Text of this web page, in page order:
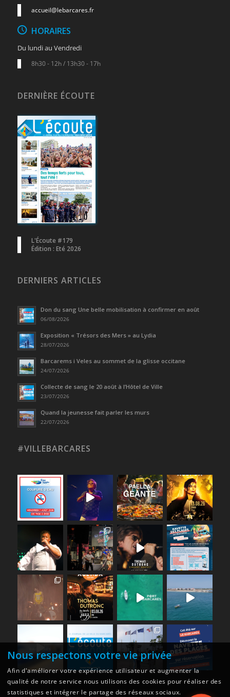
accueil@lebarcares.fr
HORAIRES
Du lundi au Vendredi
8h30 - 12h / 13h30 - 17h
DERNIÈRE ÉCOUTE
L'Écoute #179
Édition : Eté 2026
DERNIERS ARTICLES
Don du sang Une belle mobilisation à confirmer en août
06/08/2026
Exposition « Trésors des Mers » au Lydia
28/07/2026
Barcarems i Veles au sommet de la glisse occitane
24/07/2026
Collecte de sang le 20 août à l’Hôtel de Ville
23/07/2026
Quand la jeunesse fait parler les murs
22/07/2026
#VILLEBARCARES
Nous respectons votre vie privée
Afin d'améliorer votre expérience utilisateur et augmenter la
qualité de notre service nous utilisons des cookies pour réaliser des
statistiques et intégrer le partage des réseaux sociaux.